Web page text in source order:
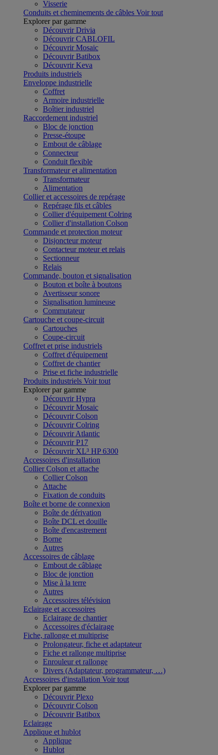
Visserie
Conduits et cheminements de câbles Voir tout
Explorer par gamme
Découvrir Drivia
Découvrir CABLOFIL
Découvrir Mosaic
Découvrir Batibox
Découvrir Keva
Produits industriels
Enveloppe industrielle
Coffret
Armoire industrielle
Boîtier industriel
Raccordement industriel
Bloc de jonction
Presse-étoupe
Embout de câblage
Connecteur
Conduit flexible
Transformateur et alimentation
Transformateur
Alimentation
Collier et accessoires de repérage
Repérage fils et câbles
Collier d'équipement Colring
Collier d'installation Colson
Commande et protection moteur
Disjoncteur moteur
Contacteur moteur et relais
Sectionneur
Relais
Commande, bouton et signalisation
Bouton et boîte à boutons
Avertisseur sonore
Signalisation lumineuse
Commutateur
Cartouche et coupe-circuit
Cartouches
Coupe-circuit
Coffret et prise industriels
Coffret d'équipement
Coffret de chantier
Prise et fiche industrielle
Produits industriels Voir tout
Explorer par gamme
Découvrir Hypra
Découvrir Mosaic
Découvrir Colson
Découvrir Colring
Découvrir Atlantic
Découvrir P17
Découvrir XL³ HP 6300
Accessoires d'installation
Collier Colson et attache
Collier Colson
Attache
Fixation de conduits
Boîte et borne de connexion
Boîte de dérivation
Boîte DCL et douille
Boîte d'encastrement
Borne
Autres
Accessoires de câblage
Embout de câblage
Bloc de jonction
Mise à la terre
Autres
Accessoires télévision
Eclairage et accessoires
Eclairage de chantier
Accessoires d'éclairage
Fiche, rallonge et multiprise
Prolongateur, fiche et adaptateur
Fiche et rallonge multiprise
Enrouleur et rallonge
Divers (Adaptateur, programmateur, …)
Accessoires d'installation Voir tout
Explorer par gamme
Découvrir Plexo
Découvrir Colson
Découvrir Batibox
Eclairage
Applique et hublot
Applique
Hublot